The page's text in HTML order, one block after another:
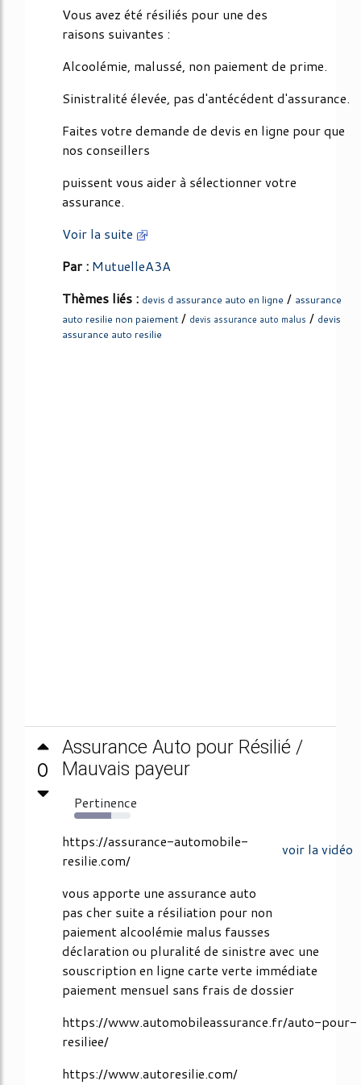
Vous avez été résiliés pour une des
raisons suivantes :
Alcoolémie, malussé, non paiement de prime.
Sinistralité élevée, pas d'antécédent d'assurance.
Faites votre demande de devis en ligne pour que
nos conseillers
puissent vous aider à sélectionner votre
assurance.
Voir la suite
Par : MutuelleA3A
Thèmes liés : devis d assurance auto en ligne / assurance
auto resilie non paiement / devis assurance auto malus / devis
assurance auto resilie
0
Assurance Auto pour Résilié /
Mauvais payeur
Pertinence
66%
voir la vidéo
https://assurance-automobile-
resilie.com/
vous apporte une assurance auto
pas cher suite a résiliation pour non
paiement alcoolémie malus fausses
déclaration ou pluralité de sinistre avec une
souscription en ligne carte verte immédiate
paiement mensuel sans frais de dossier
https://www.automobileassurance.fr/auto-pour-
resiliee/
https://www.autoresilie.com/